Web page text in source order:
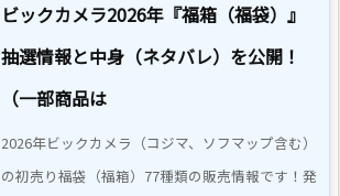
ビックカメラ2026年『福箱（福袋）』
抽選情報と中身（ネタバレ）を公開！
（一部商品は
2026年ビックカメラ（コジマ、ソフマップ含む）
の初売り福袋（福箱）77種類の販売情報です！発